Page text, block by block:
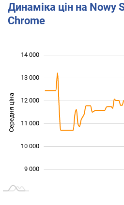
Динаміка цін на Nowy
Chrome
Середня ціна
9 000
10 000
11 000
12 000
13 000
14 000